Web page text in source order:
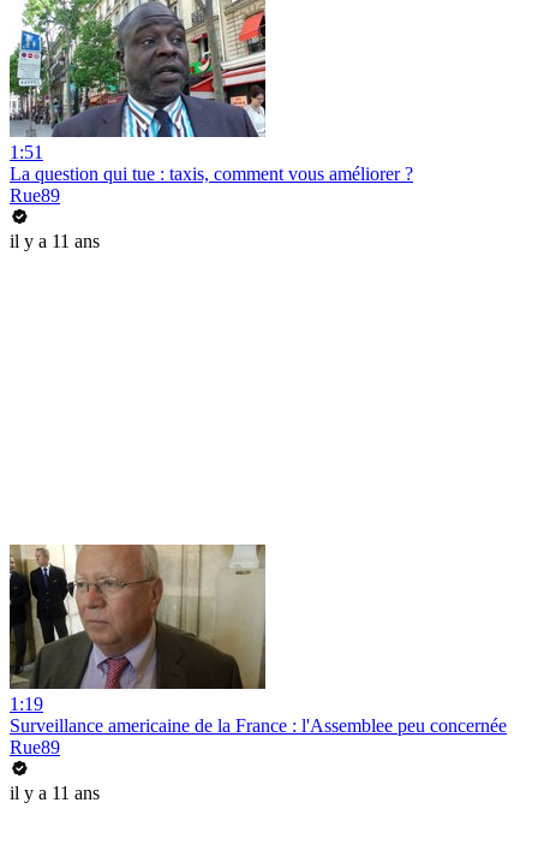
1:51
La question qui tue : taxis, comment vous améliorer ?
Rue89
il y a 11 ans
1:19
Surveillance americaine de la France : l'Assemblee peu concernée
Rue89
il y a 11 ans